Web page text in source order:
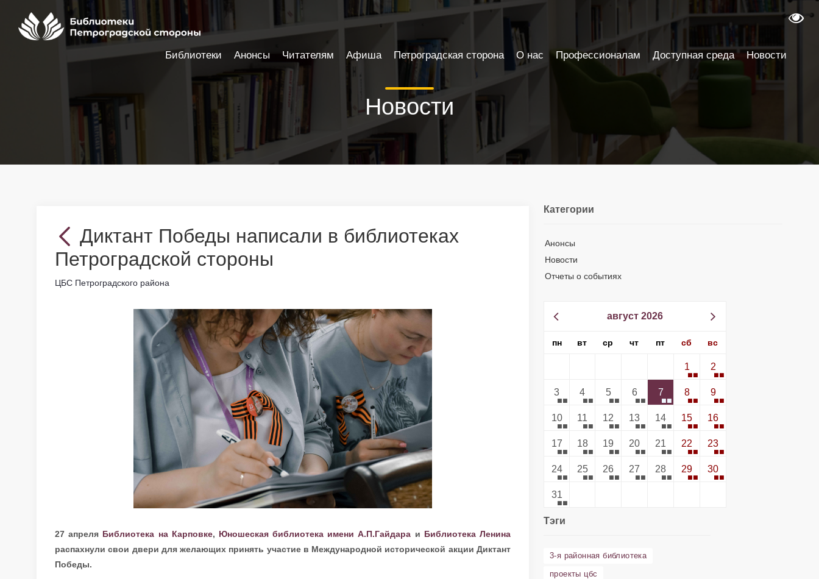
Новости
Диктант Победы написали в библиотеках
Петроградской стороны
ЦБС Петроградского района
27 апреля Библиотека на Карповке, Юношеская библиотека имени А.П.Гайдара и Библиотека Ленина
распахнули свои двери для желающих принять участие в Международной исторической акции Диктант
Победы.
Категории
Анонсы
Новости
Отчеты о событиях
август 2026
пн вт ср чт пт сб вс
1 2
3 4 5 6 7 8 9
10 11 12 13 14 15 16
17 18 19 20 21 22 23
24 25 26 27 28 29 30
31
Тэги
3-я районная библиотека
проекты цбс
Библиотеки Анонсы Читателям Афиша Петроградская сторона О нас Профессионалам Доступная среда Новости
Настройки доступности